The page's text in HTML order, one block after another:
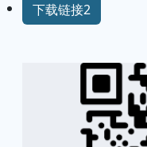
下载链接2